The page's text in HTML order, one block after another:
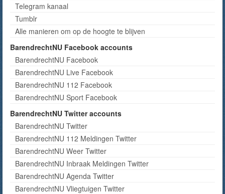
Telegram kanaal
Tumblr
Alle manieren om op de hoogte te blijven
BarendrechtNU Facebook accounts
BarendrechtNU Facebook
BarendrechtNU Live Facebook
BarendrechtNU 112 Facebook
BarendrechtNU Sport Facebook
BarendrechtNU Twitter accounts
BarendrechtNU Twitter
BarendrechtNU 112 Meldingen Twitter
BarendrechtNU Weer Twitter
BarendrechtNU Inbraak Meldingen Twitter
BarendrechtNU Agenda Twitter
BarendrechtNU Vliegtuigen Twitter